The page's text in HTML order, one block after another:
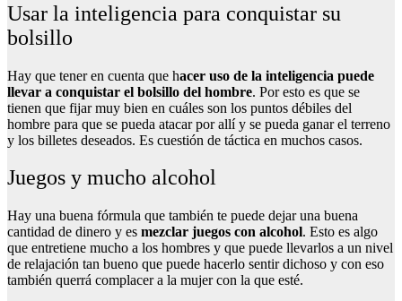
Usar la inteligencia para conquistar su
bolsillo
Hay que tener en cuenta que hacer uso de la inteligencia puede
llevar a conquistar el bolsillo del hombre. Por esto es que se
tienen que fijar muy bien en cuáles son los puntos débiles del
hombre para que se pueda atacar por allí y se pueda ganar el terreno
y los billetes deseados. Es cuestión de táctica en muchos casos.
Juegos y mucho alcohol
Hay una buena fórmula que también te puede dejar una buena
cantidad de dinero y es mezclar juegos con alcohol. Esto es algo
que entretiene mucho a los hombres y que puede llevarlos a un nivel
de relajación tan bueno que puede hacerlo sentir dichoso y con eso
también querrá complacer a la mujer con la que esté.